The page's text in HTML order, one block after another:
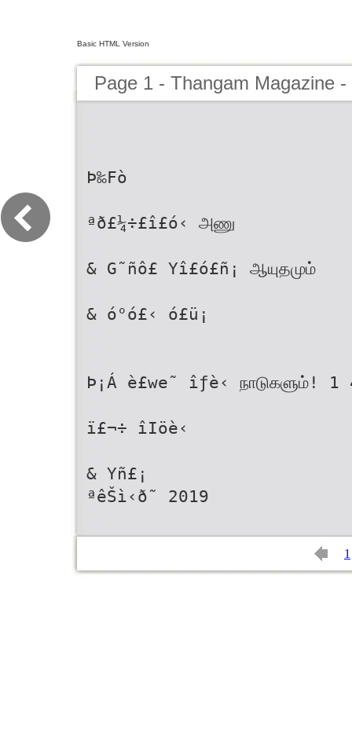
Basic HTML Version
Page 1 - Thangam Magazine
Þ‰Fò
ªð£¼÷£î£ó‹ அணு
& G˜ñô£ Yî£ó£ñ¡ ஆயுதமும்
& ó°ó£‹ ó£ü¡
Þ¡Á è£we˜ îƒè‹ நாடுகளும்! 1
ï£¬÷ îIöè‹
& Yñ£¡
ªêŠì‹ð˜ 2019
1